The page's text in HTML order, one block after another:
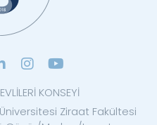
KONSEYİ
Ziraat Fakültesi